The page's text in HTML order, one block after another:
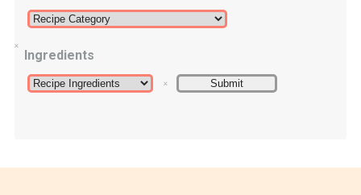
Ingredients